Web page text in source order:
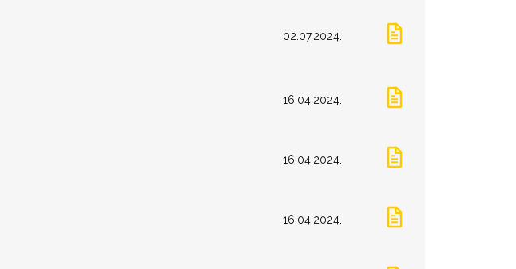
02.07.2024.
16.04.2024.
16.04.2024.
16.04.2024.